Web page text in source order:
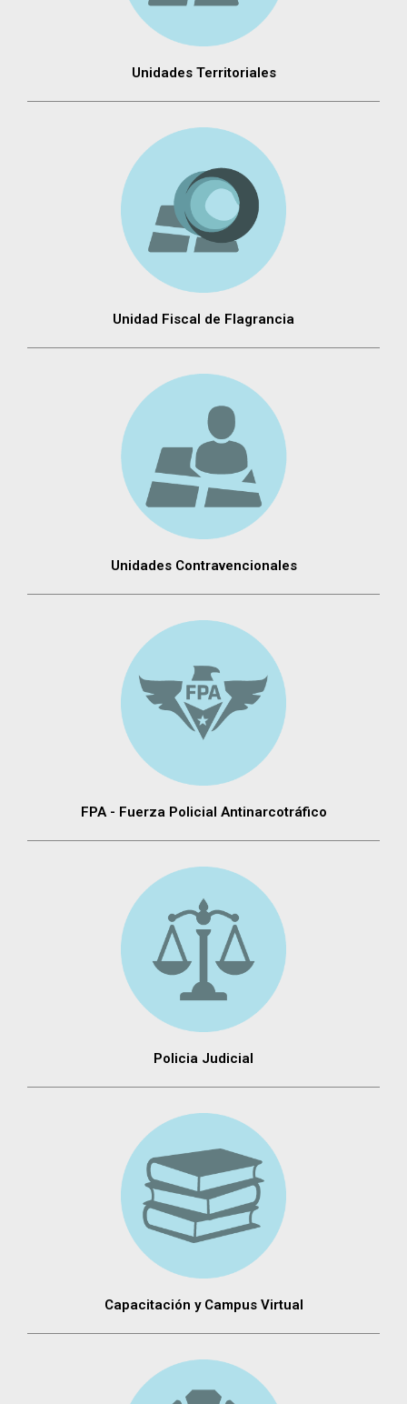
Unidades Territoriales
Unidad Fiscal de Flagrancia
Unidades Contravencionales
FPA - Fuerza Policial Antinarcotráfico
Policia Judicial
Capacitación y Campus Virtual